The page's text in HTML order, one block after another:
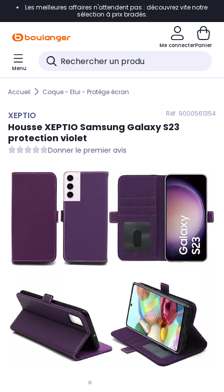
Accéder directement à la navigation
Accéder directement au pied de page
Accéder directement au chatbot
Les meilleures affaires n'attendent pas : découvrez vite notre
sélection à prix bradés.
Me connecterPanier
Menu
Accueil Coque - Etui - Protège écran
XEPTIO Réf. 9000561354
Housse XEPTIO Samsung Galaxy S23
protection violet
Donner le premier avis